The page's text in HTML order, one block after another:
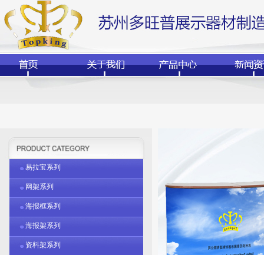
易拉宝系列
网架系列
海报框系列
海报架系列
资料架系列